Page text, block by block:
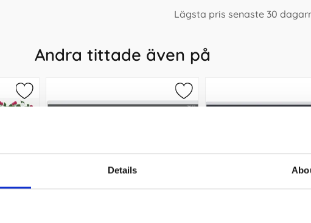
Details
Lägsta pris senaste 30
Andra tittade även på